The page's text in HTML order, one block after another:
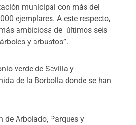
municipal con más del
ejemplares. A este respecto,
ambiciosa de últimos seis
y arbustos”.
verde de Sevilla y
de la Borbolla donde se han
de Arbolado, Parques y